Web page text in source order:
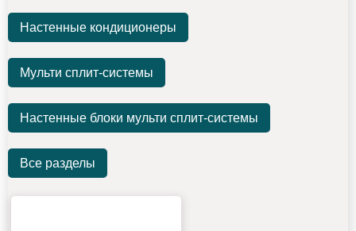
Настенные кондиционеры
Мульти сплит-системы
Настенные блоки мульти сплит-системы
Все разделы